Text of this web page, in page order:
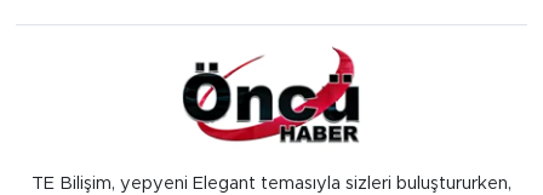
TE Bilişim, yepyeni Elegant temasıyla sizleri buluştururken,